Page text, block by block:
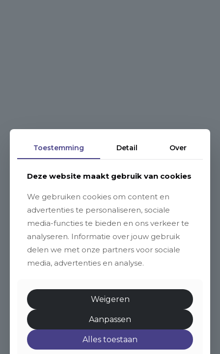
Toestemming Detail Over
Deze website maakt gebruik van cookies
We gebruiken cookies om content en
advertenties te personaliseren, sociale
media-functies te bieden en ons verkeer te
analyseren. Informatie over jouw gebruik
delen we met onze partners voor sociale
media, advertenties en analyse.
Weigeren
Aanpassen
Alles toestaan